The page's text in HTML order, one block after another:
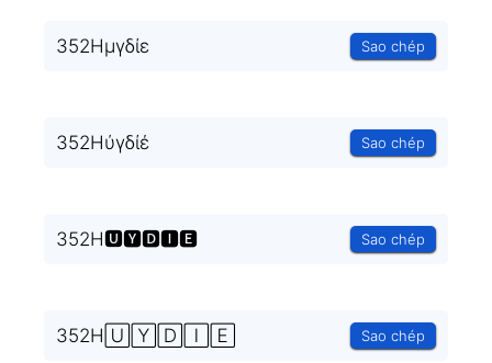
352Hμγδίε Sao chép
352Hύγδίέ Sao chép
352H🆄🆈🅳🅸🅴 Sao chép
352H🅄🅈🄳🄸🄴 Sao chép